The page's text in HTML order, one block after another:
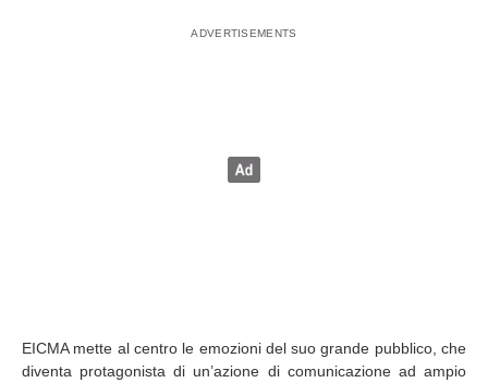
EICMA mette al centro le emozioni del suo grande pubblico, che
diventa protagonista di un’azione di comunicazione ad ampio